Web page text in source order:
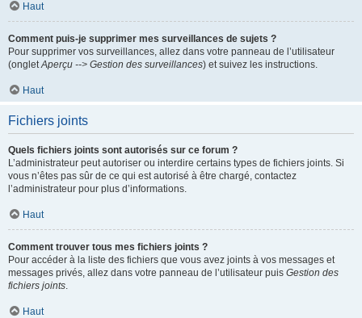
Haut
Comment puis-je supprimer mes surveillances de sujets ?
Pour supprimer vos surveillances, allez dans votre panneau de l’utilisateur
(ongletAperçu --> Gestion des surveillances) et suivez les instructions.
Haut
Fichiers joints
Quels fichiers joints sont autorisés sur ce forum ?
L’administrateur peut autoriser ou interdire certains types de fichiers joints. Si
vous n’êtes pas sûr de ce qui est autorisé à être chargé, contactez
l’administrateur pour plus d’informations.
Haut
Comment trouver tous mes fichiers joints ?
Pour accéder à la liste des fichiers que vous avez joints à vos messages et
messages privés, allez dans votre panneau de l’utilisateur puis Gestion des
fichiers joints.
Haut